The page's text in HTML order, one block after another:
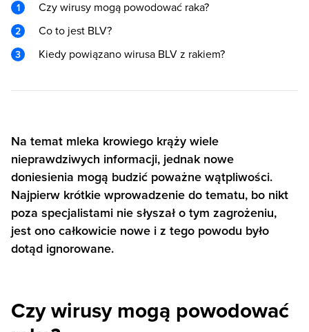
Czy wirusy mogą powodować raka?
Co to jest BLV?
Kiedy powiązano wirusa BLV z rakiem?
Na temat mleka krowiego krąży wiele
nieprawdziwych informacji, jednak nowe
doniesienia mogą budzić poważne wątpliwości.
Najpierw krótkie wprowadzenie do tematu, bo nikt
poza specjalistami nie słyszał o tym zagrożeniu,
jest ono całkowicie nowe i z tego powodu było
dotąd ignorowane.
Czy wirusy mogą powodować